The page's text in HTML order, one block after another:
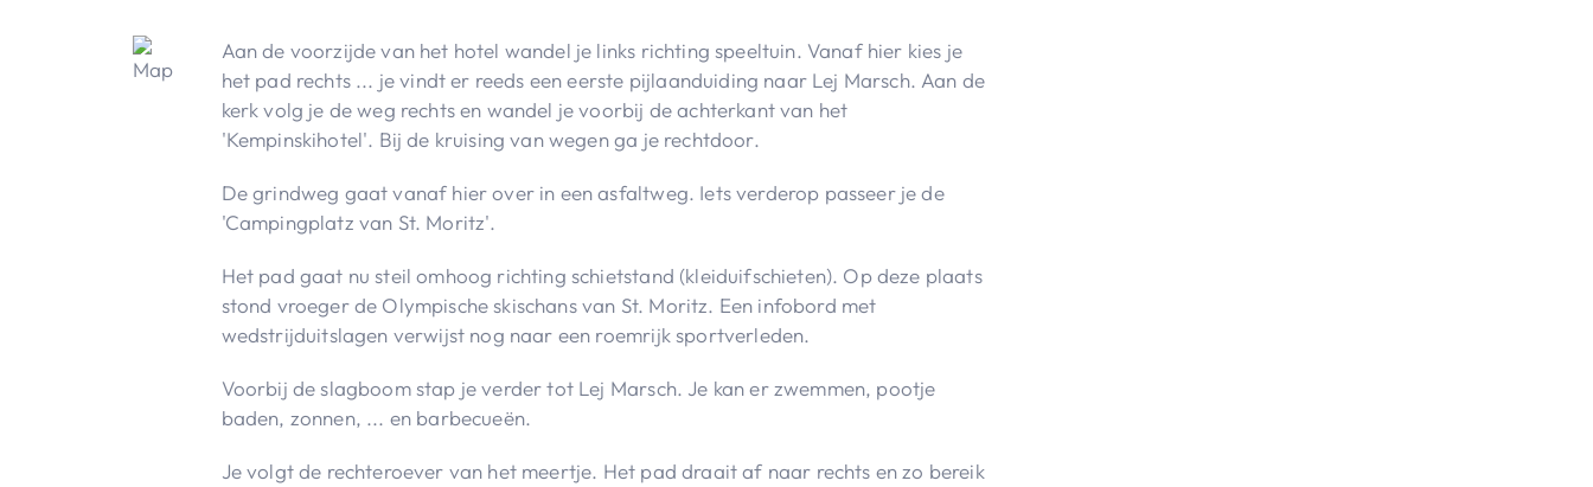
Aan de voorzijde van het hotel wandel je links richting speeltuin. Vanaf hier kies je
het pad rechts ... je vindt er reeds een eerste pijlaanduiding naar Lej Marsch. Aan de
kerk volg je de weg rechts en wandel je voorbij de achterkant van het
'Kempinskihotel'. Bij de kruising van wegen ga je rechtdoor.
De grindweg gaat vanaf hier over in een asfaltweg. Iets verderop passeer je de
'Campingplatz van St. Moritz'.
Het pad gaat nu steil omhoog richting schietstand (kleiduifschieten). Op deze plaats
stond vroeger de Olympische skischans van St. Moritz. Een infobord met
wedstrijduitslagen verwijst nog naar een roemrijk sportverleden.
Voorbij de slagboom stap je verder tot Lej Marsch. Je kan er zwemmen, pootje
baden, zonnen, ... en barbecueën.
Je volgt de rechteroever van het meertje. Het pad draait af naar rechts en zo bereik